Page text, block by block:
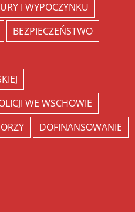
I WYPOCZYNKU
BEZPIECZEŃSTWO
WE WSCHOWIE
DOFINANSOWANIE